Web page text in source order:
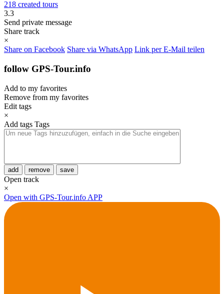
218 created tours
3.3
Send private message
Share track
×
Share on Facebook Share via WhatsApp Link per E-Mail teilen
follow GPS-Tour.info
Add to my favorites
Remove from my favorites
Edit tags
×
Add tags Tags
add remove save
Open track
×
Open with GPS-Tour.info APP